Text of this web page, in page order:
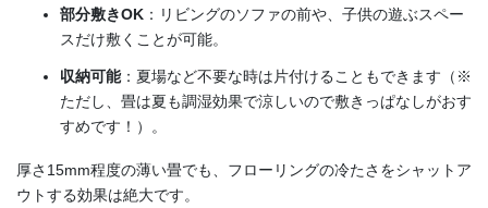
部分敷きOK ：リビングのソファの前や、子供の遊ぶスペー
スだけ敷くことが可能。
収納可能：夏場など不要な時は片付けることもできます（※
ただし、畳は夏も調湿効果で涼しいので敷きっぱなしがおす
すめです！）。
厚さ15mm程度の薄い畳でも、フローリングの冷たさをシャットア
ウトする効果は絶大です。